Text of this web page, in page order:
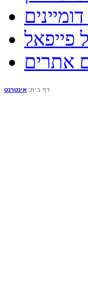
פייפאל
אתרים
דף בית: אינטרנט